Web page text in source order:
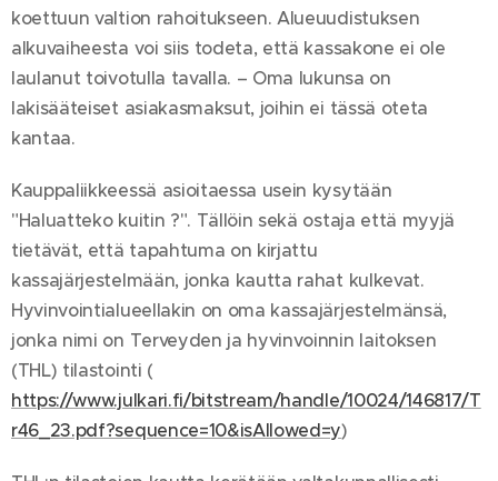
koettuun valtion rahoitukseen. Alueuudistuksen
alkuvaiheesta voi siis todeta, että kassakone ei ole
laulanut toivotulla tavalla. – Oma lukunsa on
lakisääteiset asiakasmaksut, joihin ei tässä oteta
kantaa.
Kauppaliikkeessä asioitaessa usein kysytään
"Haluatteko kuitin ?". Tällöin sekä ostaja että myyjä
tietävät, että tapahtuma on kirjattu
kassajärjestelmään, jonka kautta rahat kulkevat.
Hyvinvointialueellakin on oma kassajärjestelmänsä,
jonka nimi on Terveyden ja hyvinvoinnin laitoksen
(THL) tilastointi (
https://www.julkari.fi/bitstream/handle/10024/146817/T
r46_23.pdf?sequence=10&isAllowed=y)